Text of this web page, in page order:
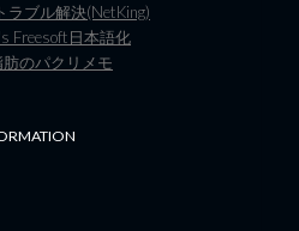
ラブル解決(NetKing)
Freesoft日本語化
肪のパクリメモ